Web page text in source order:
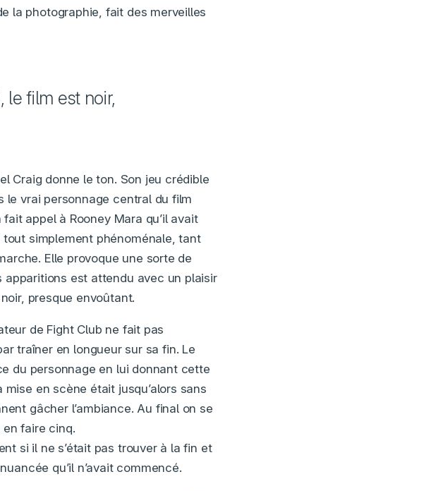
la photographie, fait des merveilles
le film est noir,
Craig donne le ton. Son jeu crédible
le vrai personnage central du film
appel à Rooney Mara qu’il avait
simplement phénoménale, tant
Elle provoque une sorte de
est attendu avec un plaisir
presque envoûtant.
de Fight Club ne fait pas
traîner en longueur sur sa fin. Le
du personnage en lui donnant cette
en scène était jusqu’alors sans
gâcher l’ambiance. Au final on se
faire cinq.
si il ne s’était pas trouver à la fin et
qu’il n’avait commencé.